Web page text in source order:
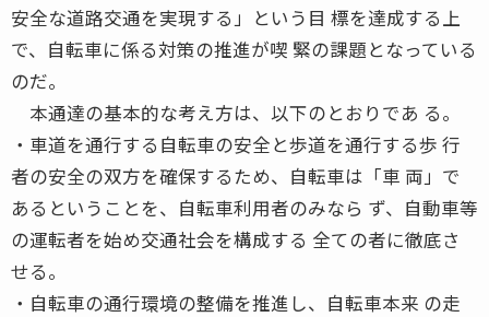
安全な道路交通を実現する」という目 標を達成する上
で、自転車に係る対策の推進が喫 緊の課題となっている
のだ。
本通達の基本的な考え方は、以下のとおりであ る。
・車道を通行する自転車の安全と歩道を通行する歩 行
者の安全の双方を確保するため、自転車は「車 両」で
あるということを、自転車利用者のみなら ず、自動車等
の運転者を始め交通社会を構成する 全ての者に徹底さ
せる。
・自転車の通行環境の整備を推進し、自転車本来 の走